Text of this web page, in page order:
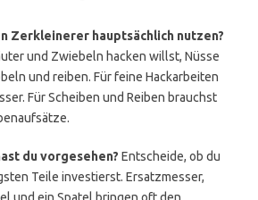
Zerkleinerer hauptsächlich nutzen?
und Zwiebeln hacken willst, Nüsse
und reiben. Für feine Hackarbeiten
Für Scheiben und Reiben brauchst
du vorgesehen? Entscheide, ob du
Teile investierst. Ersatzmesser,